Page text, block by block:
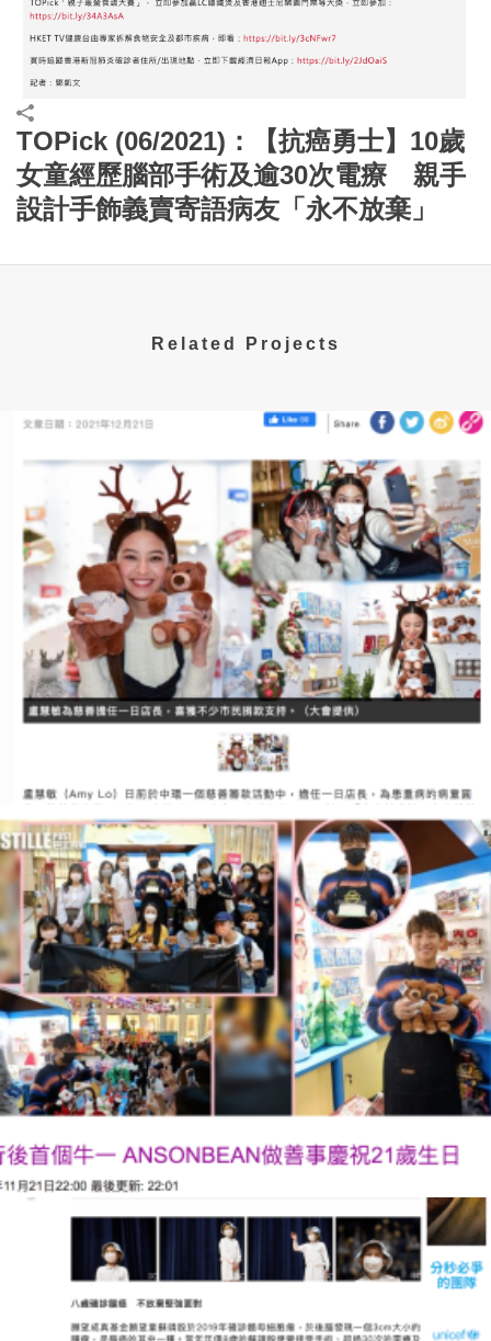
TOPick (06/2021)：【抗癌勇士】10歲
女童經歷腦部手術及逾30次電療 親手
設計手飾義賣寄語病友「永不放棄」
Related Projects